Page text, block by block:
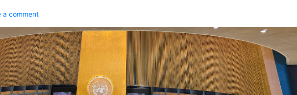
a comment